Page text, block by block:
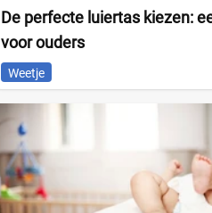
De perfecte luiertas kiezen:
voor ouders
Weetje